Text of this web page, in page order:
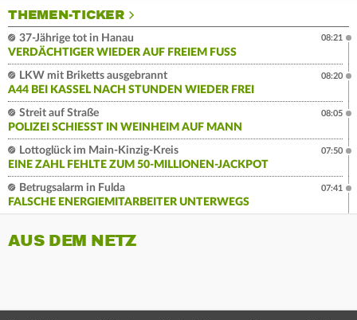
THEMEN-TICKER
37-Jährige tot in Hanau
VERDÄCHTIGER WIEDER AUF FREIEM FUSS
08:21
LKW mit Briketts ausgebrannt
A44 BEI KASSEL NACH STUNDEN WIEDER FREI
08:20
Streit auf Straße
POLIZEI SCHIESST IN WEINHEIM AUF MANN
08:05
Lottoglück im Main-Kinzig-Kreis
EINE ZAHL FEHLTE ZUM 50-MILLIONEN-JACKPOT
07:50
Betrugsalarm in Fulda
FALSCHE ENERGIEMITARBEITER UNTERWEGS
07:41
AUS DEM NETZ